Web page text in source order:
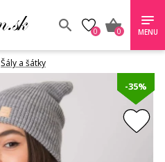
0 0 MENU
Šály a šátky
-35%